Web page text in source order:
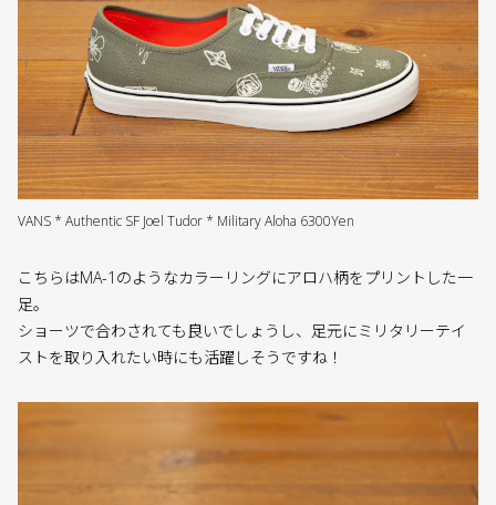
VANS * Authentic SF Joel Tudor * Military Aloha 6300Yen
こちらはMA-1のようなカラーリングにアロハ柄をプリントした一
足。
ショーツで合わされても良いでしょうし、足元にミリタリーテイ
ストを取り入れたい時にも活躍しそうですね！